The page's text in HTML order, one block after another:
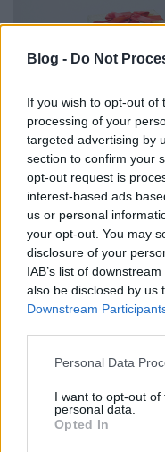
Blog - Do Not
If you wish to opt-out of
processing of your
targeted advertising by
section to confirm your
opt-out request is
interest-based ads
us or personal
your opt-out. You may
disclosure of your
IAB’s list of
also be disclosed by us
Downstream
Please note that this
not limited to your visit
grant or deny consent
use your data for
Personal Data
I want to opt-out
personal data.
Opted In
Utazzunk
szokások a
most.kotyogok•2020.
Lassan elérkezik az
karácsony, és az
készülődés. A
jelent:
bejgli vagy halászlé
annyiféle szokás.